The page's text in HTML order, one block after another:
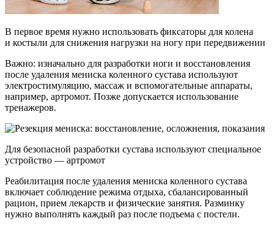
В первое время нужно использовать фиксаторы для колена
и костыли для снижения нагрузки на ногу при передвижении
Важно: изначально для разработки ноги и восстановления
после удаления мениска коленного сустава используют
электростимуляцию, массаж и вспомогательные аппараты,
например, артромот. Позже допускается использование
тренажеров.
Для безопасной разработки сустава используют специальное
устройство — артромот
Реабилитация после удаления мениска коленного сустава
включает соблюдение режима отдыха, сбалансированный
рацион, прием лекарств и физические занятия. Разминку
нужно выполнять каждый раз после подъема с постели.